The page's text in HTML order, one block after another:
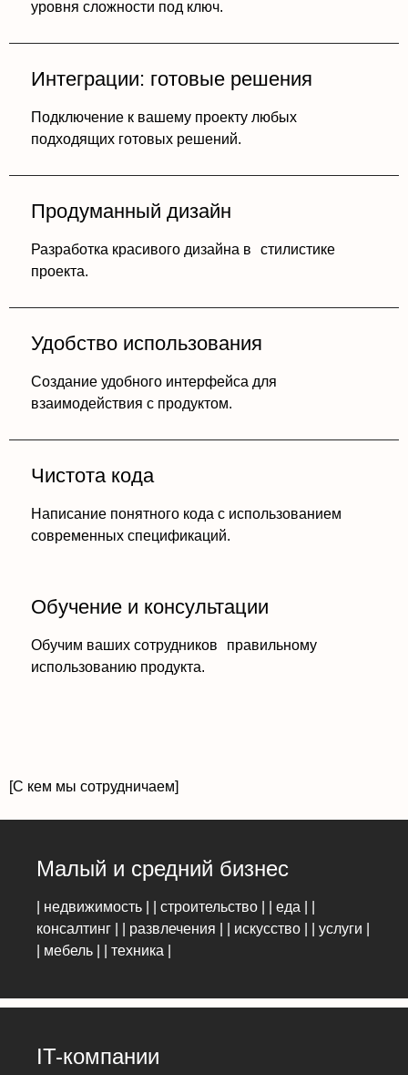
уровня сложности под ключ.
Интеграции: готовые решения
Подключение к вашему проекту любых
подходящих готовых решений.
Продуманный дизайн
Разработка красивого дизайна в стилистике
проекта.
Удобство использования
Создание удобного интерфейса для
взаимодействия с продуктом.
Чистота кода
Написание понятного кода с использованием
современных спецификаций.
Обучение и консультации
Обучим ваших сотрудников правильному
использованию продукта.
[С кем мы сотрудничаем]
Малый и средний бизнес
| недвижимость | | строительство | | еда | |
консалтинг | | развлечения | | искусство | | услуги |
| мебель | | техника |
IT-компании